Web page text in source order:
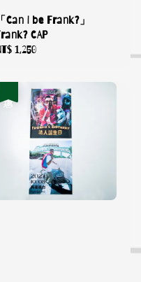
「Can I be Frank?」
CAP
1,250